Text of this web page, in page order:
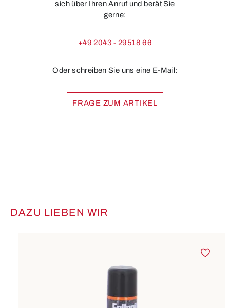
sich über Ihren Anruf und berät Sie
gerne:
+49 2043 - 29518 66
Oder schreiben Sie uns eine E-Mail:
FRAGE ZUM ARTIKEL
Produktgalerie überspringen
DAZU LIEBEN WIR